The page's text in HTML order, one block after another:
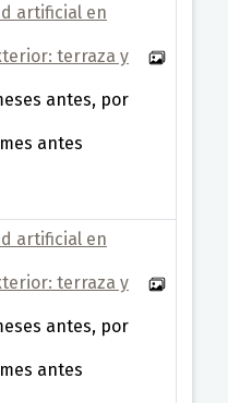
artificial en
terraza y
antes, por
antes
artificial en
terraza y
antes, por
antes